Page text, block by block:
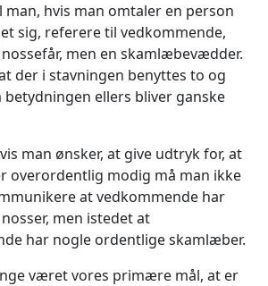
man, hvis man omtaler en person
sig, referere til vedkommende,
men en skamlæbevædder.
der i stavningen benyttes to og
betydningen ellers bliver ganske
man ønsker, at give udtryk for, at
overordentlig modig må man ikke
at vedkommende har
men istedet at
har nogle ordentlige skamlæber.
været vores primære mål, at er